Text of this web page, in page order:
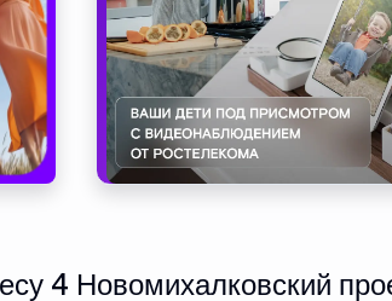
4 Новомихалковский